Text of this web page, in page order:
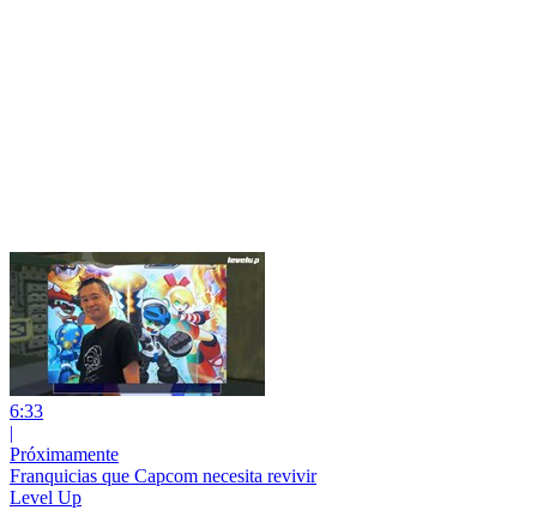
6:33
|
Próximamente
Franquicias que Capcom necesita revivir
Level Up